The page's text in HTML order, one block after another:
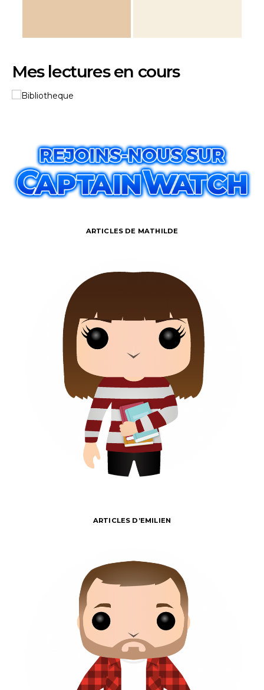
Mes lectures en cours
ARTICLES DE MATHILDE
ARTICLES D’EMILIEN